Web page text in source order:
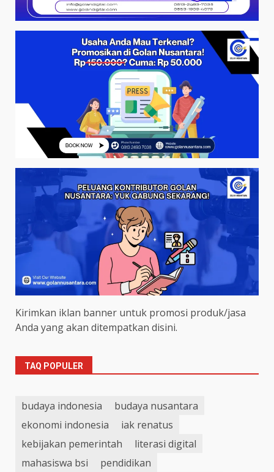
Kirimkan iklan banner untuk promosi produk/jasa
Anda yang akan ditempatkan disini.
TAQ POPULER
budaya indonesia
budaya nusantara
ekonomi indonesia
iak renatus
kebijakan pemerintah
literasi digital
mahasiswa bsi
pendidikan